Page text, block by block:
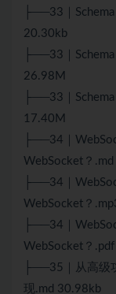
├──33｜
20.30kb
├──33｜
26.98M
├──33｜
17.40M
├──34｜
WebSocket ？
├──34｜
WebSocket？
├──34｜
WebSocket？
├──35｜从高级
现.md 30.98kb